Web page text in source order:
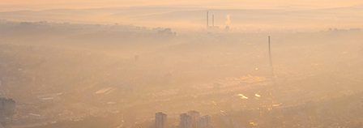
专题研
究
新闻中心